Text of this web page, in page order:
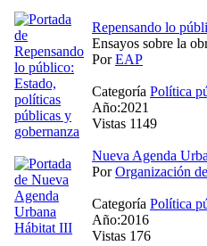
Repensando lo
Ensayos sobre la
PorEAP
Categoría Política
Año:2021
Vistas 1149
Nueva Agenda
PorOrganización
Categoría Política
Año:2016
Vistas 176